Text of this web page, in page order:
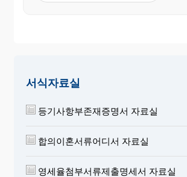
서식자료실
등기사항부존재증명서 자료실
합의이혼서류어디서 자료실
영세율첨부서류제출명세서 자료실